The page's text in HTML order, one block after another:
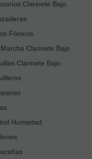
Clarinete Bajo
Fónicos
Clarinete Bajo
Clarinete Bajo
Humedad